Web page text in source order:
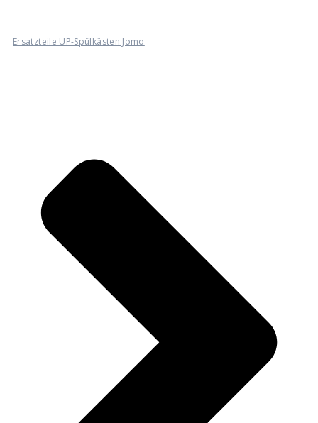
Ersatzteile UP-Spülkästen Jomo